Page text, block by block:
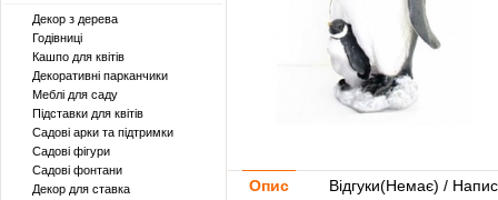
Декор з дерева
Годівниці
Кашпо для квітів
Декоративні парканчики
Меблі для саду
Підставки для квітів
Садові арки та підтримки
Садові фігури
Садові фонтани
Декор для ставка
Опис Відгуки(Немає) /